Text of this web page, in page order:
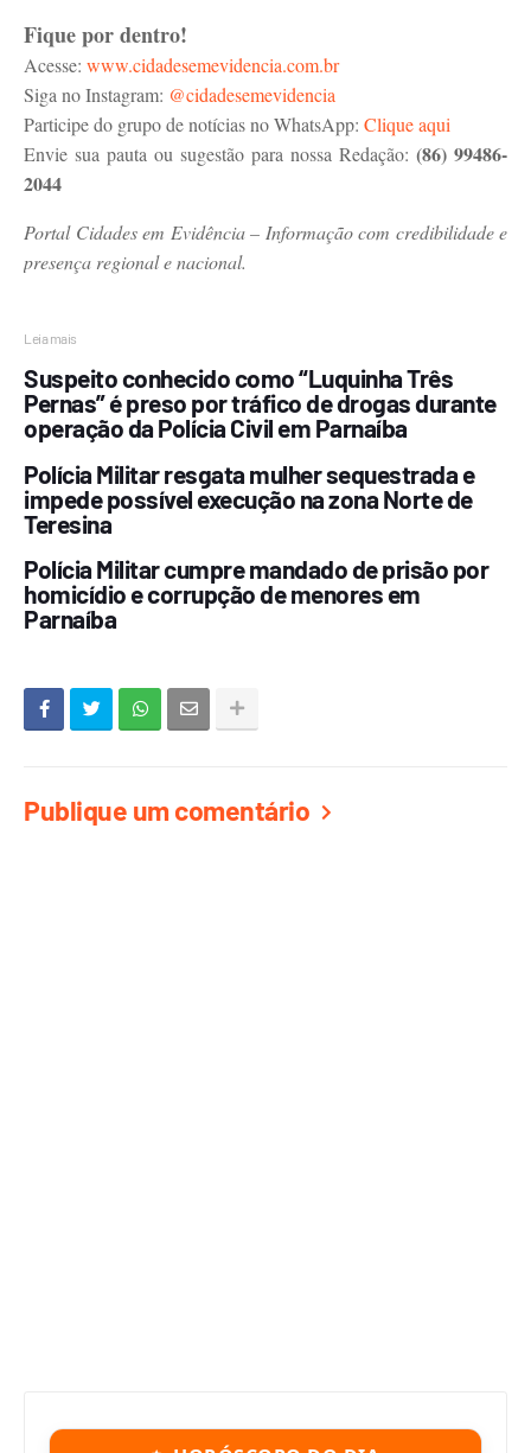
Fique por dentro!
Acesse: www.cidadesemevidencia.com.br
Siga no Instagram: @cidadesemevidencia
Participe do grupo de notícias no WhatsApp: Clique aqui
Envie sua pauta ou sugestão para nossa Redação: (86) 99486-
2044
Portal Cidades em Evidência – Informação com credibilidade e
presença regional e nacional.
Leia mais
Suspeito conhecido como “Luquinha Três
Pernas” é preso por tráfico de drogas durante
operação da Polícia Civil em Parnaíba
Polícia Militar resgata mulher sequestrada e
impede possível execução na zona Norte de
Teresina
Polícia Militar cumpre mandado de prisão por
homicídio e corrupção de menores em
Parnaíba
Publique um comentário